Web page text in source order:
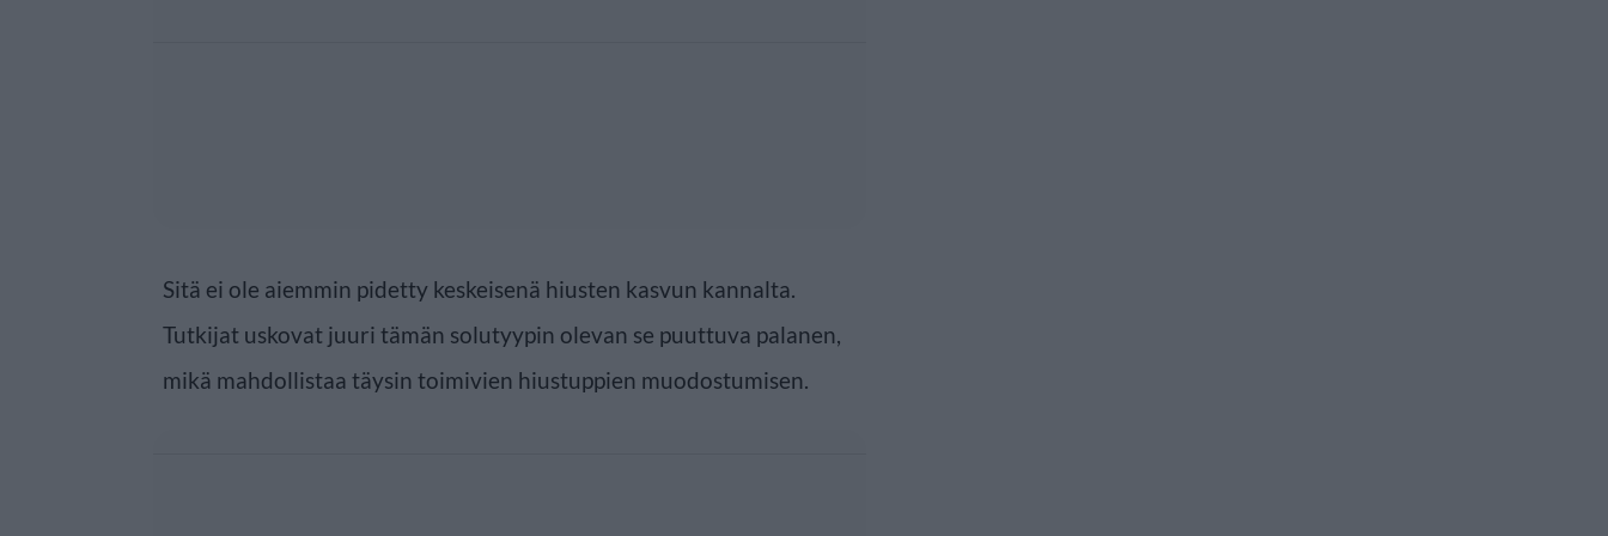
Sitä ei ole aiemmin pidetty keskeisenä hiusten kasvun kannalta.
Tutkijat uskovat juuri tämän solutyypin olevan se puuttuva palanen,
mikä mahdollistaa täysin toimivien hiustuppien muodostumisen.